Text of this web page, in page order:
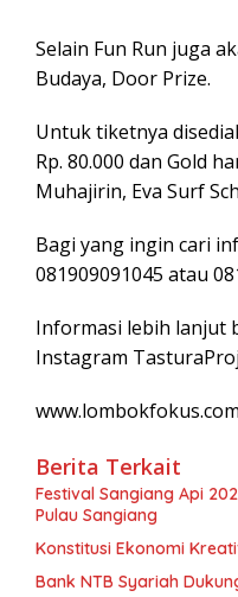
Selain Fun Run juga
Budaya, Door Prize.
Untuk tiketnya
Rp. 80.000 dan Gold
Muhajirin, Eva Surf
Bagi yang ingin cari
081909091045 atau
Informasi lebih lanjut
Instagram
www.lombokfokus.com
Berita Terkait
Festival Sangiang Api
Pulau Sangiang
Konstitusi Ekonomi
Bank NTB Syariah